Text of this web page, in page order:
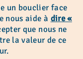
un bouclier face
nous aide à dire «
que nous ne
la valeur de ce